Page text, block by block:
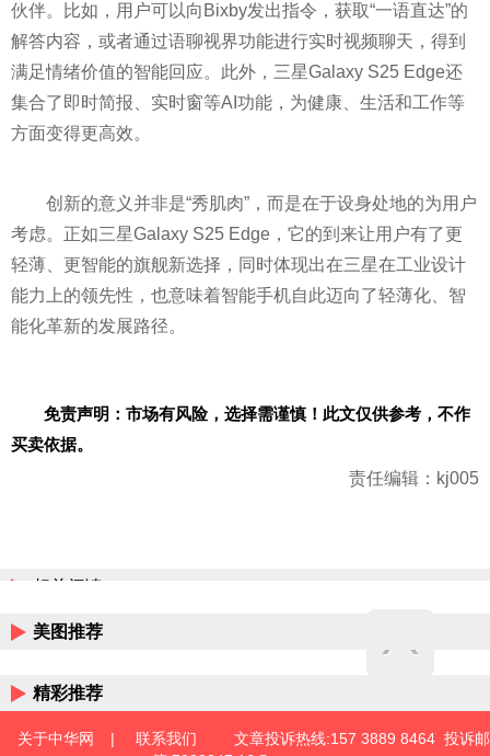
伙伴。比如，用户可以向Bixby发出指令，获取“一语直达”的
解答内容，或者通过语聊视界功能进行实时视频聊天，得到
满足情绪价值的智能回应。此外，三星Galaxy S25 Edge还
集合了即时简报、实时窗等AI功能，为健康、生活和工作等
方面变得更高效。
创新的意义并非是“秀肌肉”，而是在于设身处地的为用户
考虑。正如三星Galaxy S25 Edge，它的到来让用户有了更
轻薄、更智能的旗舰新选择，同时体现出在三星在工业设计
能力上的领先性，也意味着智能手机自此迈向了轻薄化、智
能化革新的发展路径。
免责声明：市场有风险，选择需谨慎！此文仅供参考，不作
买卖依据。
责任编辑：kj005
相关阅读
美图推荐
精彩推荐
关于中华网 | 联系我们
文章投诉热线:157 3889 8464 投诉邮